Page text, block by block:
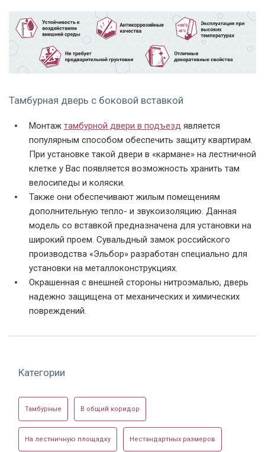
Тамбурная
порошковая дверь
Полуторная
порошковая дверь
Полуторная
тамбурная дверь
С офисной ручкой С ручкой-скобой
С фрамугой и
Двухстворчатая
порошковая дверь
Решетчатая дверь
на этаже
Фото двупольной двери с электромеханическим
Тамбурная дверь с боковой вставкой
Монтаж тамбурной двери в подъезд является
популярным способом обеспечить защиту квартирам.
При установке такой двери в «кармане» на лестничной
клетке у Вас появляется возможность хранить там
велосипеды и коляски.
Также они обеспечивают жилым помещениям
дополнительную тепло- и звукоизоляцию. Данная
модель со вставкой предназначена для установки на
широкий проем. Сувальдный замок российского
производства «Эльбор» разработан специально для
установки на металлоконструкциях.
Окрашенная с внешней стороны нитроэмалью, дверь
надежно защищена от механических и химических
повреждений.
Категории
Тамбурные В общий коридор
На лестничную площадку Нестандартных размеров